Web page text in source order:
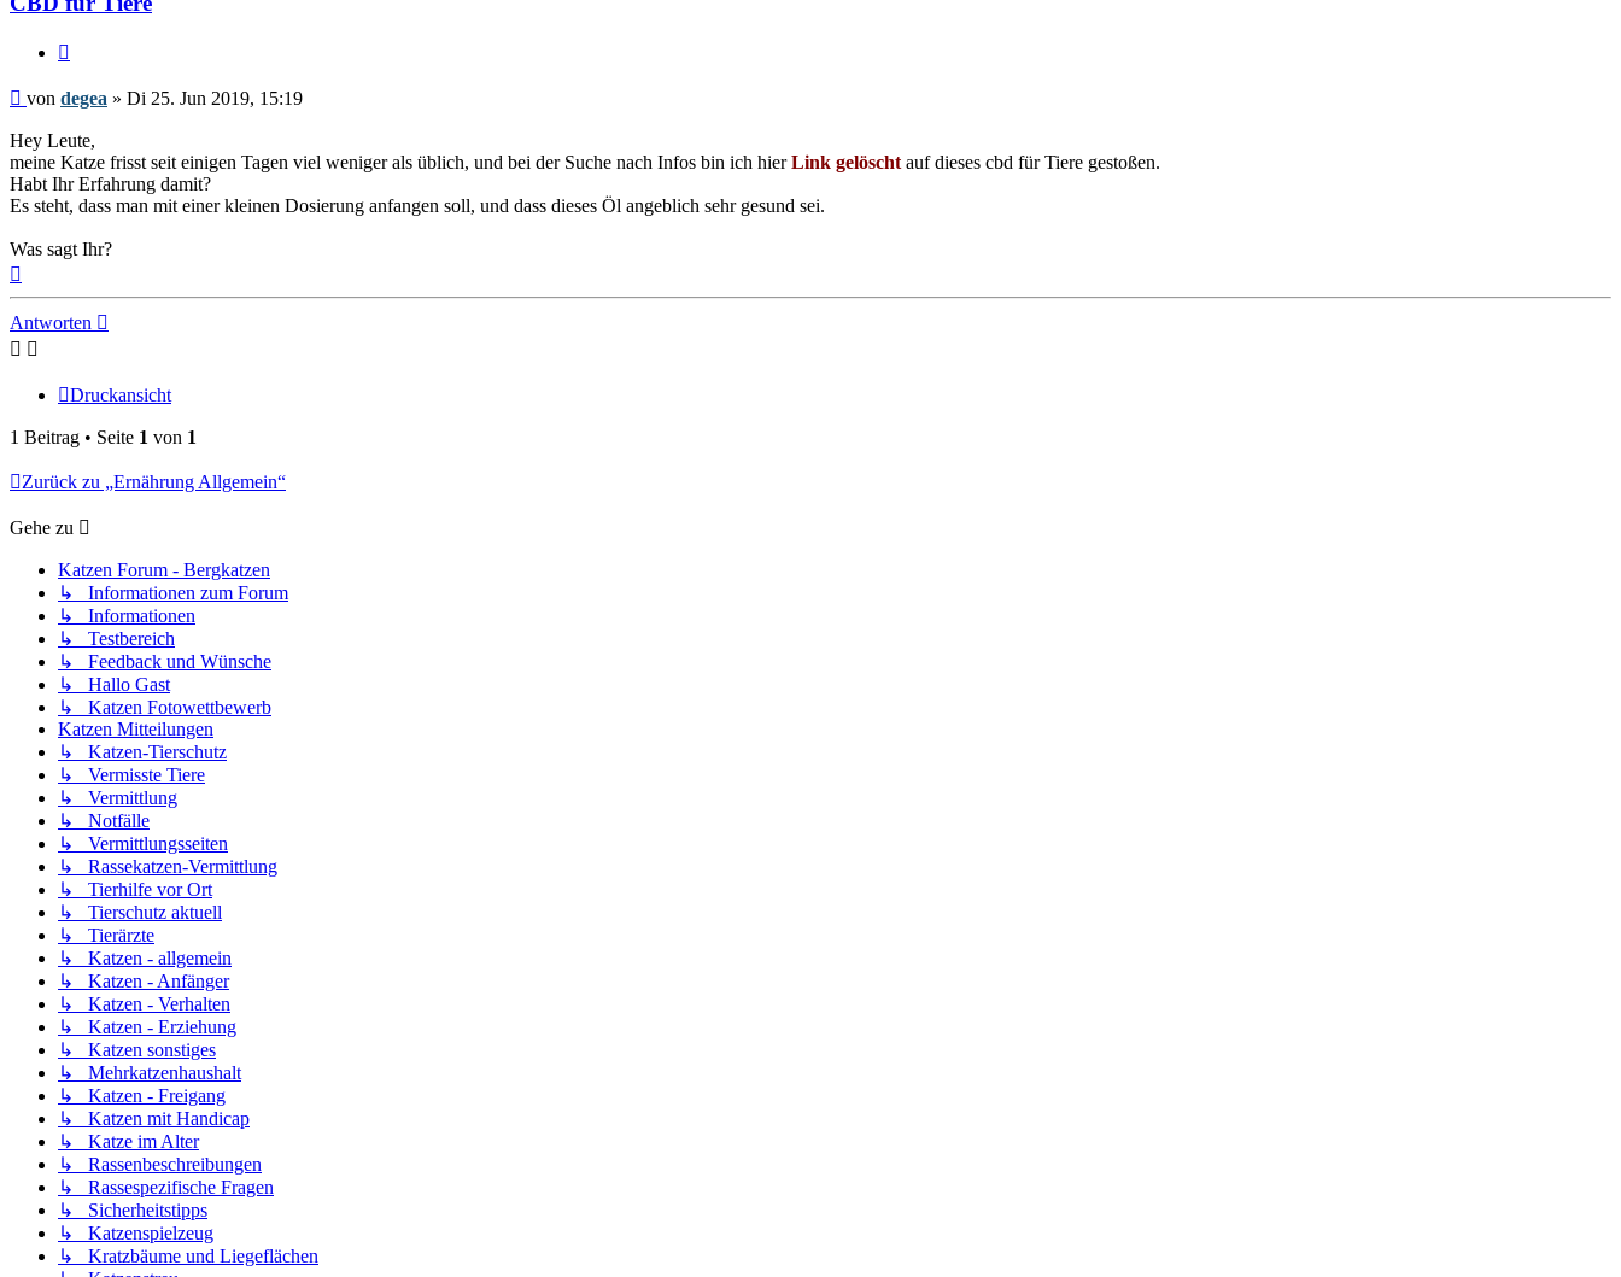
Beitrag
von degea » Di 25. Jun 2019, 15:19
Hey Leute,
meine Katze frisst seit einigen Tagen viel weniger als üblich, und bei der Suche nach Infos bin ich hierLink gelöscht auf dieses cbd für Tiere gestoßen.
Habt Ihr Erfahrung damit?
Es steht, dass man mit einer kleinen Dosierung anfangen soll, und dass dieses Öl angeblich sehr gesund sei.
Was sagt Ihr?
Antworten
Druckansicht
1 Beitrag • Seite 1 von 1
Zurück zu „Ernährung Allgemein“
Gehe zu
Katzen Forum - Bergkatzen
↳ Informationen zum Forum
↳ Informationen
↳ Testbereich
↳ Feedback und Wünsche
↳ Hallo Gast
↳ Katzen Fotowettbewerb
Katzen Mitteilungen
↳ Katzen-Tierschutz
↳ Vermisste Tiere
↳ Vermittlung
↳ Notfälle
↳ Vermittlungsseiten
↳ Rassekatzen-Vermittlung
↳ Tierhilfe vor Ort
↳ Tierschutz aktuell
↳ Tierärzte
↳ Katzen - allgemein
↳ Katzen - Anfänger
↳ Katzen - Verhalten
↳ Katzen - Erziehung
↳ Katzen sonstiges
↳ Mehrkatzenhaushalt
↳ Katzen - Freigang
↳ Katzen mit Handicap
↳ Katze im Alter
↳ Rassenbeschreibungen
↳ Rassespezifische Fragen
↳ Sicherheitstipps
↳ Katzenspielzeug
↳ Kratzbäume und Liegeflächen